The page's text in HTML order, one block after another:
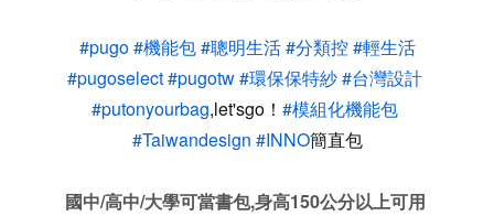
#pugo#機能包#聰明生活#分類控#輕生活
#pugoselect#pugotw#環保保特紗#台灣設計
#putonyourbag,let'sgo！ #模組化機能包
#Taiwandesign #INNO簡直包
國中/高中/大學可當書包,身高150公分以上可用